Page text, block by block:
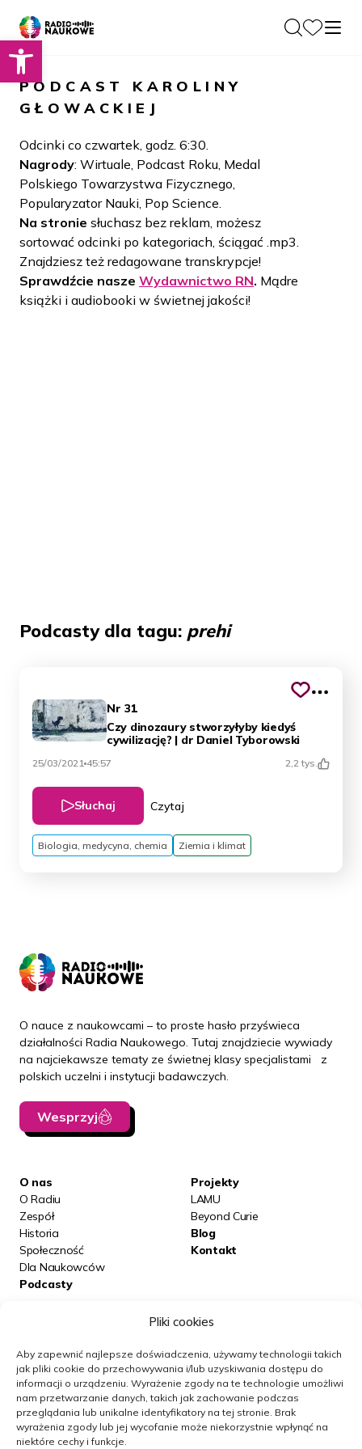
Otwórz pasek narzędzi
Pliki cookies
Aby zapewnić najlepsze doświadczenia, używamy technologii takich
jak pliki cookie do przechowywania i/lub uzyskiwania dostępu do
informacji o urządzeniu. Wyrażenie zgody na te technologie umożliwi
nam przetwarzanie danych, takich jak zachowanie podczas
przeglądania lub unikalne identyfikatory na tej stronie. Brak
wyrażenia zgody lub jej wycofanie może niekorzystnie wpłynąć na
niektóre cechy i funkcje.
O nas
O Radiu
Zespół
Historia
Społeczność
Dla Naukowców
Podcasty
Projekty
LAMU
Beyond Curie
Blog
Kontakt
Wydawnictwo
PODCAST
KAROLINY
GŁOWACKIEJ
Odcinki co czwartek, godz. 6:30.
Nagrody: Wirtuale, Podcast Roku, Medal
Polskiego Towarzystwa Fizycznego,
Popularyzator Nauki, Pop Science.
Na stronie słuchasz bez reklam, możesz
sortować odcinki po kategoriach, ściągać .mp3.
Znajdziesz też redagowane transkrypcje!
Sprawdźcie nasze Wydawnictwo RN. Mądre
książki i audiobooki w świetnej jakości!
Podcasty dla tagu: prehi
Nr 31
Czy dinozaury stworzyłyby kiedyś
cywilizację? | dr Daniel Tyborowski
25/03/2021 45:57 2,2 tys.
Słuchaj Czytaj
Biologia, medycyna, chemia Ziemia i klimat
O nauce z naukowcami – to proste hasło przyświeca
działalności Radia Naukowego. Tutaj znajdziecie wywiady
na najciekawsze tematy ze świetnej klasy specjalistami z
polskich uczelni i instytucji badawczych.
Wesprzyj
O nas
O Radiu
Zespół
Historia
Społeczność
Dla Naukowców
Podcasty
Projekty
LAMU
Beyond Curie
Blog
Kontakt
Obserwuj nas